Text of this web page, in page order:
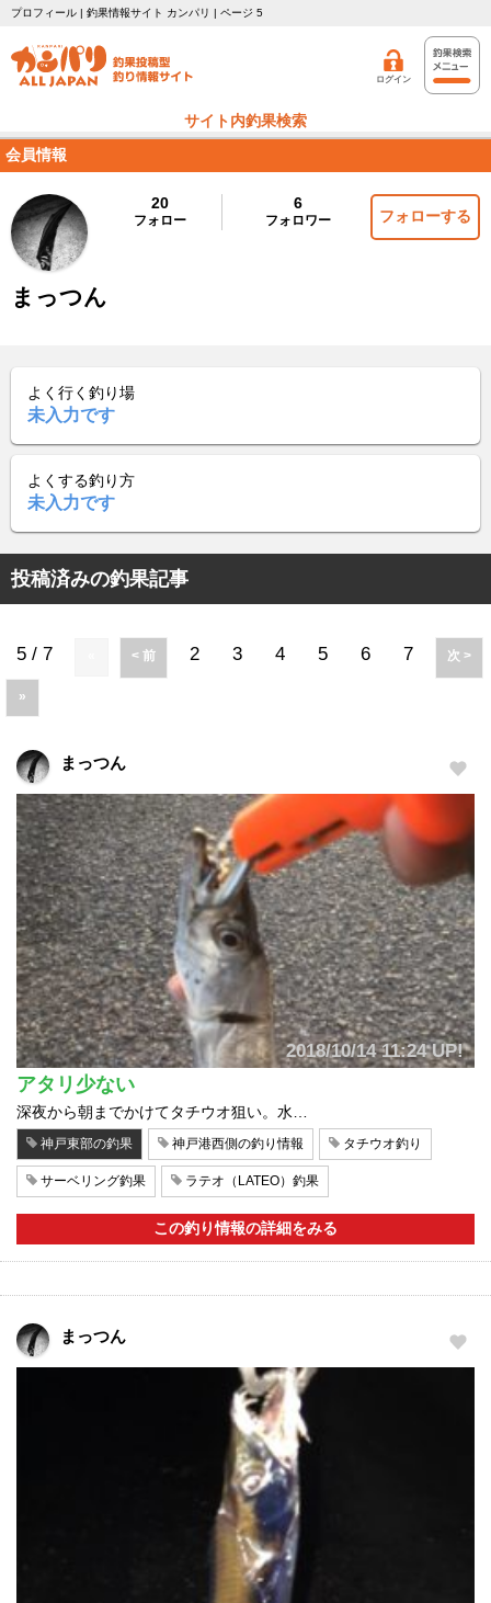
プロフィール | 釣果情報サイト カンパリ | ページ 5
ログイン
サイト内釣果検索
会員情報
20
フォロー
6
フォロワー フォローする
まっつん
よく行く釣り場
未入力です
よくする釣り方
未入力です
投稿済みの釣果記事
5 / 7 < 前 2 3 4 5 6 7 次 >
»
まっつん
2018/10/14 11:24 UP!
アタリ少ない
深夜から朝までかけてタチウオ狙い。水…
神戸東部の釣果 神戸港西側の釣り情報 タチウオ釣り
サーベリング釣果 ラテオ（LATEO）釣果
この釣り情報の詳細をみる
まっつん